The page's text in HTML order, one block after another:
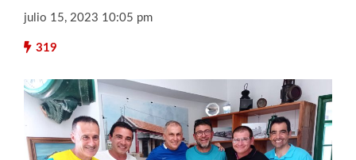
julio 15, 2023 10:05 pm
319